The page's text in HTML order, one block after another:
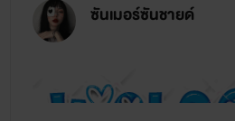
ซันเมอร์ซันชายด์